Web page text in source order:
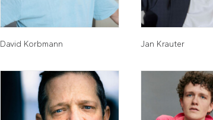
David Korbmann Jan Krauter